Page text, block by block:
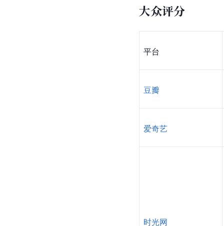
大众评分
平台
豆瓣
爱奇艺
时光网